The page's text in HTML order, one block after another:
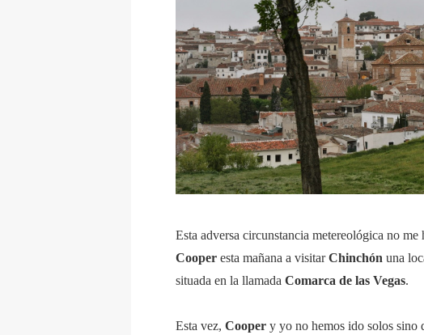
Esta adversa circunstancia metereológica no
Cooper esta mañana a visitarChinchón una
situada en la llamada Comarca de las Vegas.
Esta vez, Cooper y yo no hemos ido solos sino